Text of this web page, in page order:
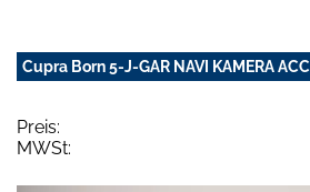
Cupra Born 5-J-GAR NAVI KAMERA ACC
Preis:
MWSt: